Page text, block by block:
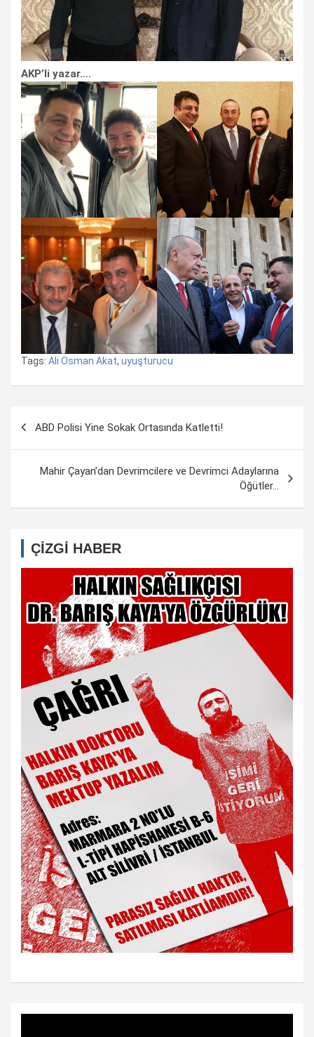
AKP’li yazar….
Tags: Ali Osman Akat, uyuşturucu
ABD Polisi Yine Sokak Ortasında Katletti!
Mahir Çayan’dan Devrimcilere ve Devrimci Adaylarına
Öğütler…
ÇİZGİ HABER